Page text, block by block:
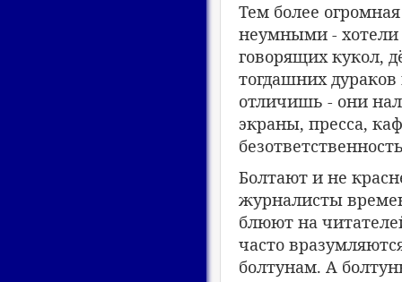
Тем более
неумными - хотели
говорящих кукол,
тогдашних
отличишь - они
экраны, пресса,
Болтают и не
журналисты
блюют на
часто
болтунам. А